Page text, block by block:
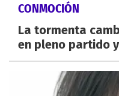
CONMOCIÓN
La tormenta
en pleno partido